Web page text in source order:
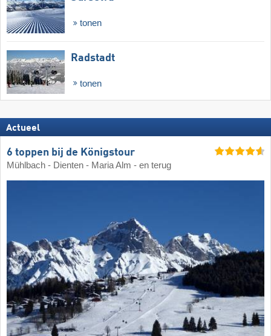
tonen
Radstadt
tonen
Actueel
6 toppen bij de Königstour
Mühlbach - Dienten - Maria Alm - en terug